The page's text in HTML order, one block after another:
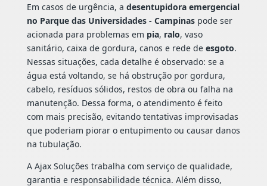
Em casos de urgência, a desentupidora emergencial
no Parque das Universidades - Campinaspode ser
acionada para problemas em pia, ralo, vaso
sanitário, caixa de gordura, canos e rede de esgoto.
Nessas situações, cada detalhe é observado: se a
água está voltando, se há obstrução por gordura,
cabelo, resíduos sólidos, restos de obra ou falha na
manutenção. Dessa forma, o atendimento é feito
com mais precisão, evitando tentativas improvisadas
que poderiam piorar o entupimento ou causar danos
na tubulação.
A Ajax Soluções trabalha com serviço de qualidade,
garantia e responsabilidade técnica. Além disso,